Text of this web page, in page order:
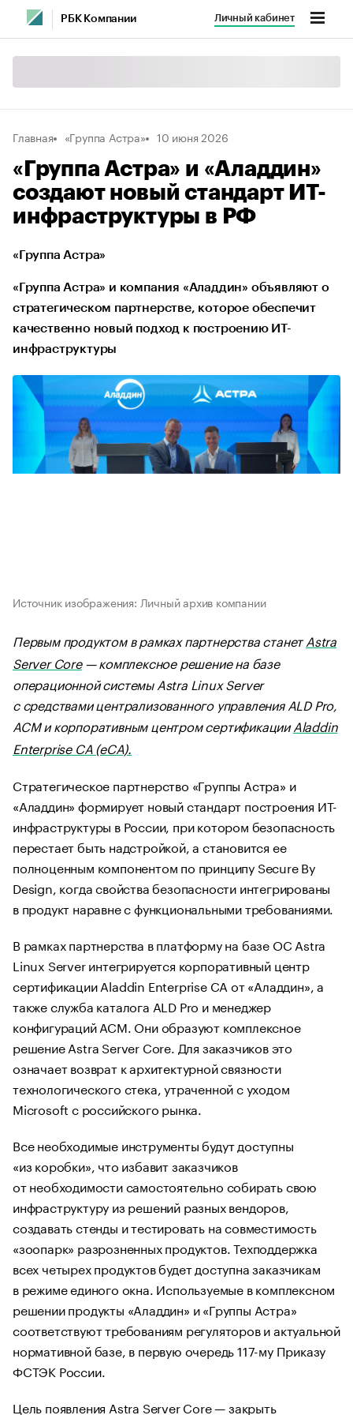
РБК Компании Личный кабинет
Главная «Группа Астра» 10 июня 2026
«Группа Астра» и «Аладдин»
создают новый стандарт ИТ-
инфраструктуры в РФ
«Группа Астра»
«Группа Астра» и компания «Аладдин» объявляют о
стратегическом партнерстве, которое обеспечит
качественно новый подход к построению ИТ-
инфраструктуры
Источник изображения: Личный архив компании
Первым продуктом в рамках партнерства станетAstra
Server Core— комплексное решение на базе
операционной системы Astra Linux Server
с средствами централизованного управления ALD Pro,
ACM и корпоративным центром сертификацииAladdin
Enterprise CA (eCA).
Стратегическое партнерство «Группы Астра» и
«Аладдин» формирует новый стандарт построения ИТ-
инфраструктуры в России, при котором безопасность
перестает быть надстройкой, а становится ее
полноценным компонентом по принципу Secure By
Design, когда свойства безопасности интегрированы
в продукт наравне с функциональными требованиями.
В рамках партнерства в платформу на базе ОС Astra
Linux Server интегрируется корпоративный центр
сертификации Aladdin Enterprise CA от «Аладдин», а
также служба каталога ALD Pro и менеджер
конфигураций ACM. Они образуют комплексное
решение Astra Server Core. Для заказчиков это
означает возврат к архитектурной связности
технологического стека, утраченной с уходом
Microsoft с российского рынка.
Все необходимые инструменты будут доступны
«из коробки», что избавит заказчиков
от необходимости самостоятельно собирать свою
инфраструктуру из решений разных вендоров,
создавать стенды и тестировать на совместимость
«зоопарк» разрозненных продуктов. Техподдержка
всех четырех продуктов будет доступна заказчикам
в режиме единого окна. Используемые в комплексном
решении продукты «Аладдин» и «Группы Астра»
соответствуют требованиям регуляторов и актуальной
нормативной базе, в первую очередь 117-му Приказу
ФСТЭК России.
Цель появления Astra Server Core — закрыть